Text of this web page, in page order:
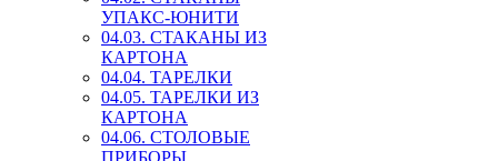
УПАКС-ЮНИТИ
04.03. СТАКАНЫ ИЗ
КАРТОНА
04.04. ТАРЕЛКИ
04.05. ТАРЕЛКИ ИЗ
КАРТОНА
04.06. СТОЛОВЫЕ
ПРИБОРЫ